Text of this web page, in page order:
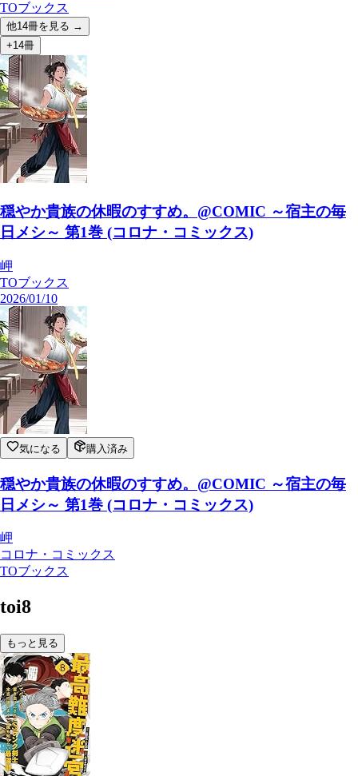
TOブックス
他14冊を見る →
+14冊
穏やか貴族の休暇のすすめ。@COMIC ～宿主の毎
日メシ～ 第1巻 (コロナ・コミックス)
岬
TOブックス
2026/01/10
気になる 購入済み
穏やか貴族の休暇のすすめ。@COMIC ～宿主の毎
日メシ～ 第1巻 (コロナ・コミックス)
岬
コロナ・コミックス
TOブックス
toi8
もっと見る